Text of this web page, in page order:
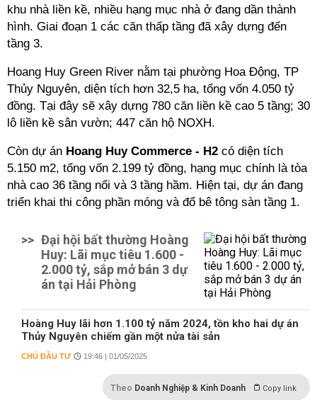
khu nhà liền kề, nhiều hạng mục nhà ở đang dần thành
hình. Giai đoạn 1 các căn thấp tầng đã xây dựng đến
tầng 3.
Hoang Huy Green River nằm tại phường Hoa Động, TP
Thủy Nguyên, diện tích hơn 32,5 ha, tổng vốn 4.050 tỷ
đồng. Tại đây sẽ xây dựng 780 căn liền kề cao 5 tầng; 30
lô liền kề sân vườn; 447 căn hộ NOXH.
Còn dự án Hoang Huy Commerce - H2 có diện tích
5.150 m2, tổng vốn 2.199 tỷ đồng, hạng mục chính là tòa
nhà cao 36 tầng nổi và 3 tầng hầm. Hiện tại, dự án đang
triển khai thi công phần móng và đổ bê tông sàn tầng 1.
>> Đại hội bất thường Hoàng
Huy: Lãi mục tiêu 1.600 -
2.000 tỷ, sắp mở bán 3 dự
án tại Hải Phòng
Hoàng Huy lãi hơn 1.100 tỷ năm 2024, tồn kho hai dự án
Thủy Nguyên chiếm gần một nửa tài sản
CHỦ ĐẦU TƯ 19:46 | 01/05/2025
Theo Doanh Nghiệp & Kinh Doanh Copy link